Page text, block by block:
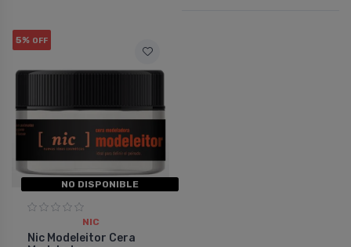
5% OFF
NO DISPONIBLE
NIC
Nic Modeleitor Cera